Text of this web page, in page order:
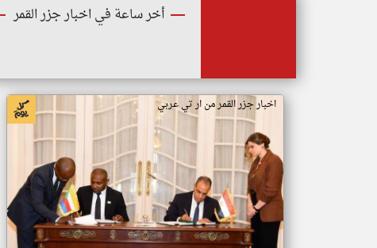
أخر ساعة في اخبار جزر القمر
اخبار جزر القمر من ار تي عربي